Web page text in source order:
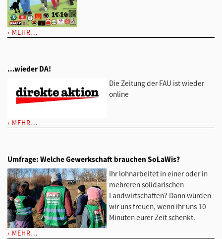
MEHR…
...wieder DA!
Die Zeitung der FAU ist wieder
online
MEHR…
Umfrage: Welche Gewerkschaft brauchen SoLaWis?
Ihr lohnarbeitet in einer oder in
mehreren solidarischen
Landwirtschaften? Dann würden
wir uns freuen, wenn ihr uns 10
Minuten eurer Zeit schenkt.
MEHR…